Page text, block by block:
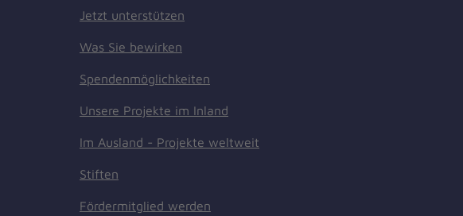
Jetzt unterstützen
Was Sie bewirken
Spendenmöglichkeiten
Unsere Projekte im Inland
Im Ausland - Projekte weltweit
Stiften
Fördermitglied werden